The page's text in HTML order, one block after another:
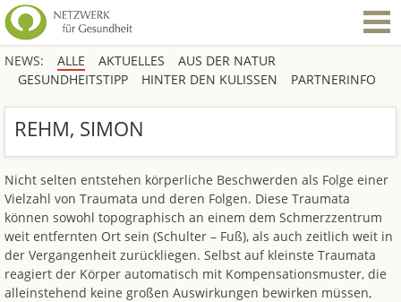
NEWS: ALLE AKTUELLES
AUS DER NATUR
GESUNDHEITSTIPP
HINTER DEN KULISSEN PARTNERINFO
REHM, SIMON
Nicht selten entstehen körperliche Beschwerden als Folge einer
Vielzahl von Traumata und deren Folgen. Diese Traumata
können sowohl topographisch an einem dem Schmerzzentrum
weit entfernten Ort sein (Schulter – Fuß), als auch zeitlich weit in
der Vergangenheit zurückliegen. Selbst auf kleinste Traumata
reagiert der Körper automatisch mit Kompensationsmuster, die
alleinstehend keine großen Auswirkungen bewirken müssen,